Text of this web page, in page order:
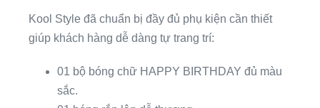
Kool Style đã chuẩn bị đầy đủ phụ kiện cần thiết
giúp khách hàng dễ dàng tự trang trí:
01 bộ bóng chữ HAPPY BIRTHDAY đủ màu
sắc.